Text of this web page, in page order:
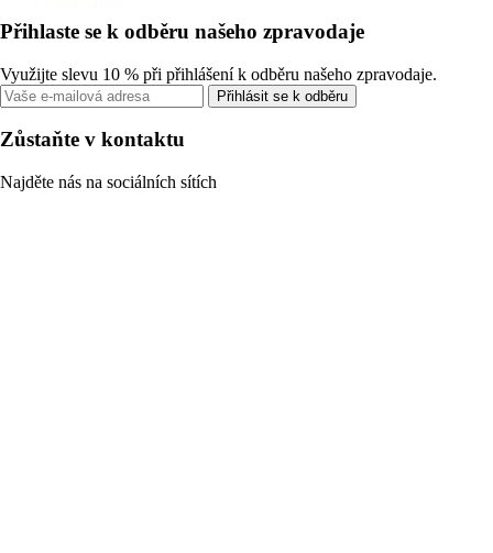
Přihlaste se k odběru našeho zpravodaje
Využijte slevu 10 % při přihlášení k odběru našeho zpravodaje.
Přihlásit se k odběru
Zůstaňte v kontaktu
Najděte nás na sociálních sítích